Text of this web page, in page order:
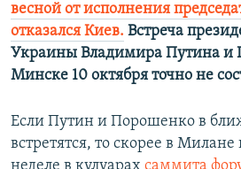
весной от исполнения
отказался Киев. Встреча
Украины Владимира Путина и
Минске 10 октября точно не
Если Путин и Порошенко в
встретятся, то скорее в